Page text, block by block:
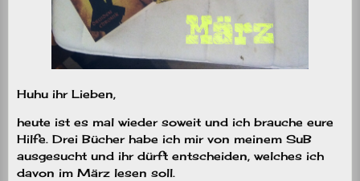
Huhu ihr Lieben,
heute ist es mal wieder soweit und ich brauche eure
Hilfe. Drei Bücher habe ich mir von meinem SuB
ausgesucht und ihr dürft entscheiden, welches ich
davon im März lesen soll.